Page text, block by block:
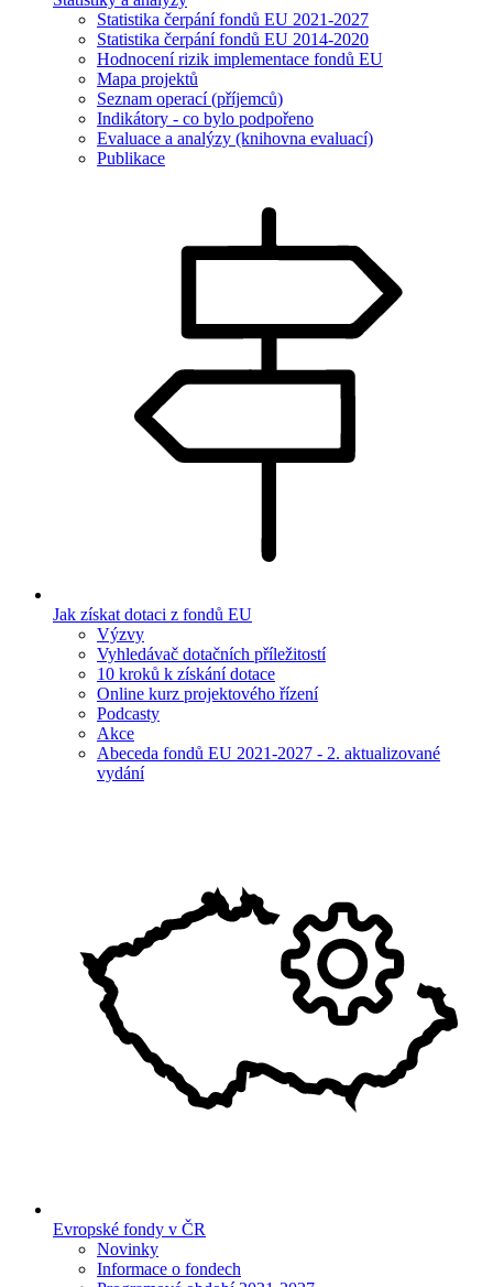
Statistika čerpání fondů EU 2021-2027
Statistika čerpání fondů EU 2014-2020
Hodnocení rizik implementace fondů EU
Mapa projektů
Seznam operací (příjemců)
Indikátory - co bylo podpořeno
Evaluace a analýzy (knihovna evaluací)
Publikace
Jak získat dotaci z fondů EU
Výzvy
Vyhledávač dotačních příležitostí
10 kroků k získání dotace
Online kurz projektového řízení
Podcasty
Akce
Abeceda fondů EU 2021-2027 - 2. aktualizované
vydání
Evropské fondy v ČR
Novinky
Informace o fondech